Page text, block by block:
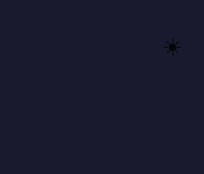
☀️